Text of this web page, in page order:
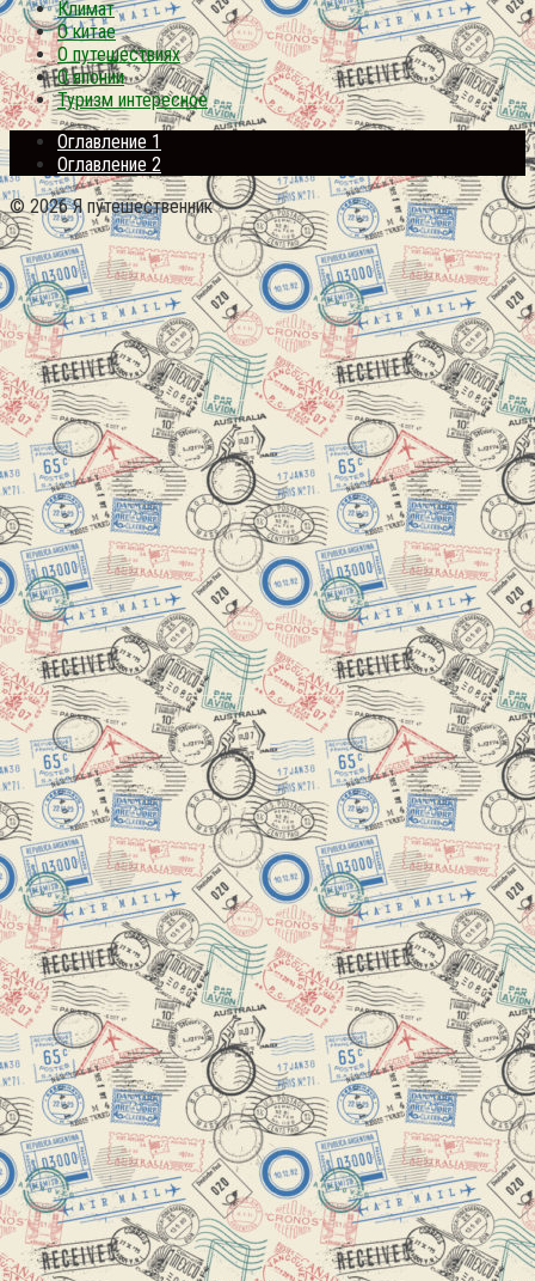
Климат
О китае
О путешествиях
О японии
Туризм интересное
Оглавление 1
Оглавление 2
© 2026 Я путешественник